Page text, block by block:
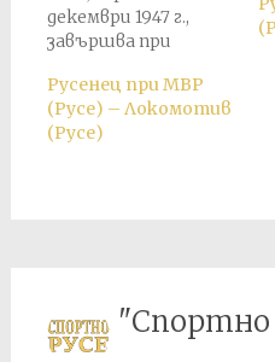
декември 1947 г.,
завършва при
на „Динамо“. По-
късно резултатът
получен на терена е
след обединението
на „Динамо“ и…
Русенец при МВР
(Русе) – Локомотив
(Русе)
"Спортно